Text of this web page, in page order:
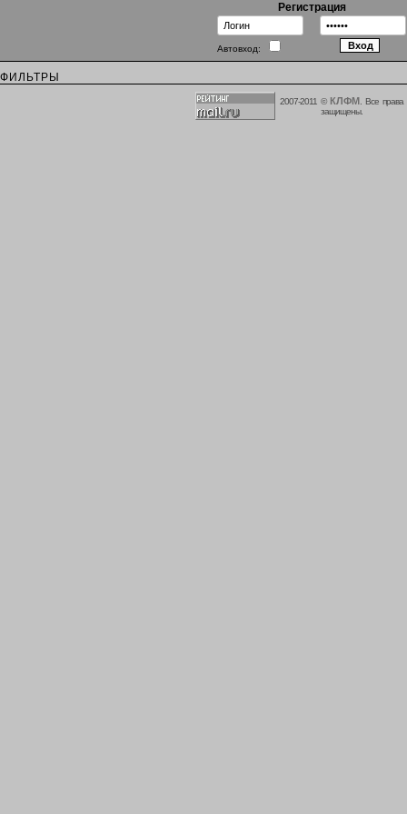
Регистрация
Автовход:
ФИЛЬТРЫ
2007-2011 © КЛФМ . Все права
защищены.